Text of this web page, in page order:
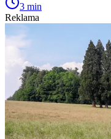
3 min
Reklama